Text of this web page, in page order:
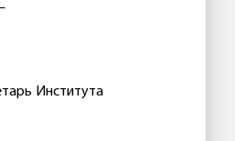
Института